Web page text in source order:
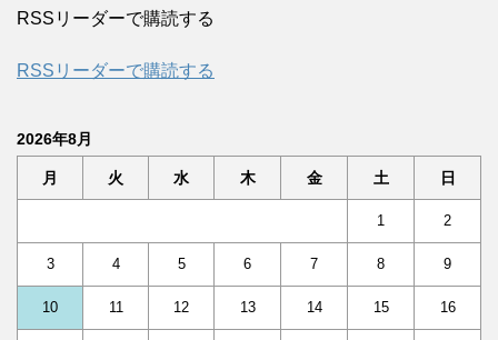
RSSリーダーで購読する
RSSリーダーで購読する
2026年8月
月 火 水 木 金 土 日
1 2
3 4 5 6 7 8 9
10 11 12 13 14 15 16